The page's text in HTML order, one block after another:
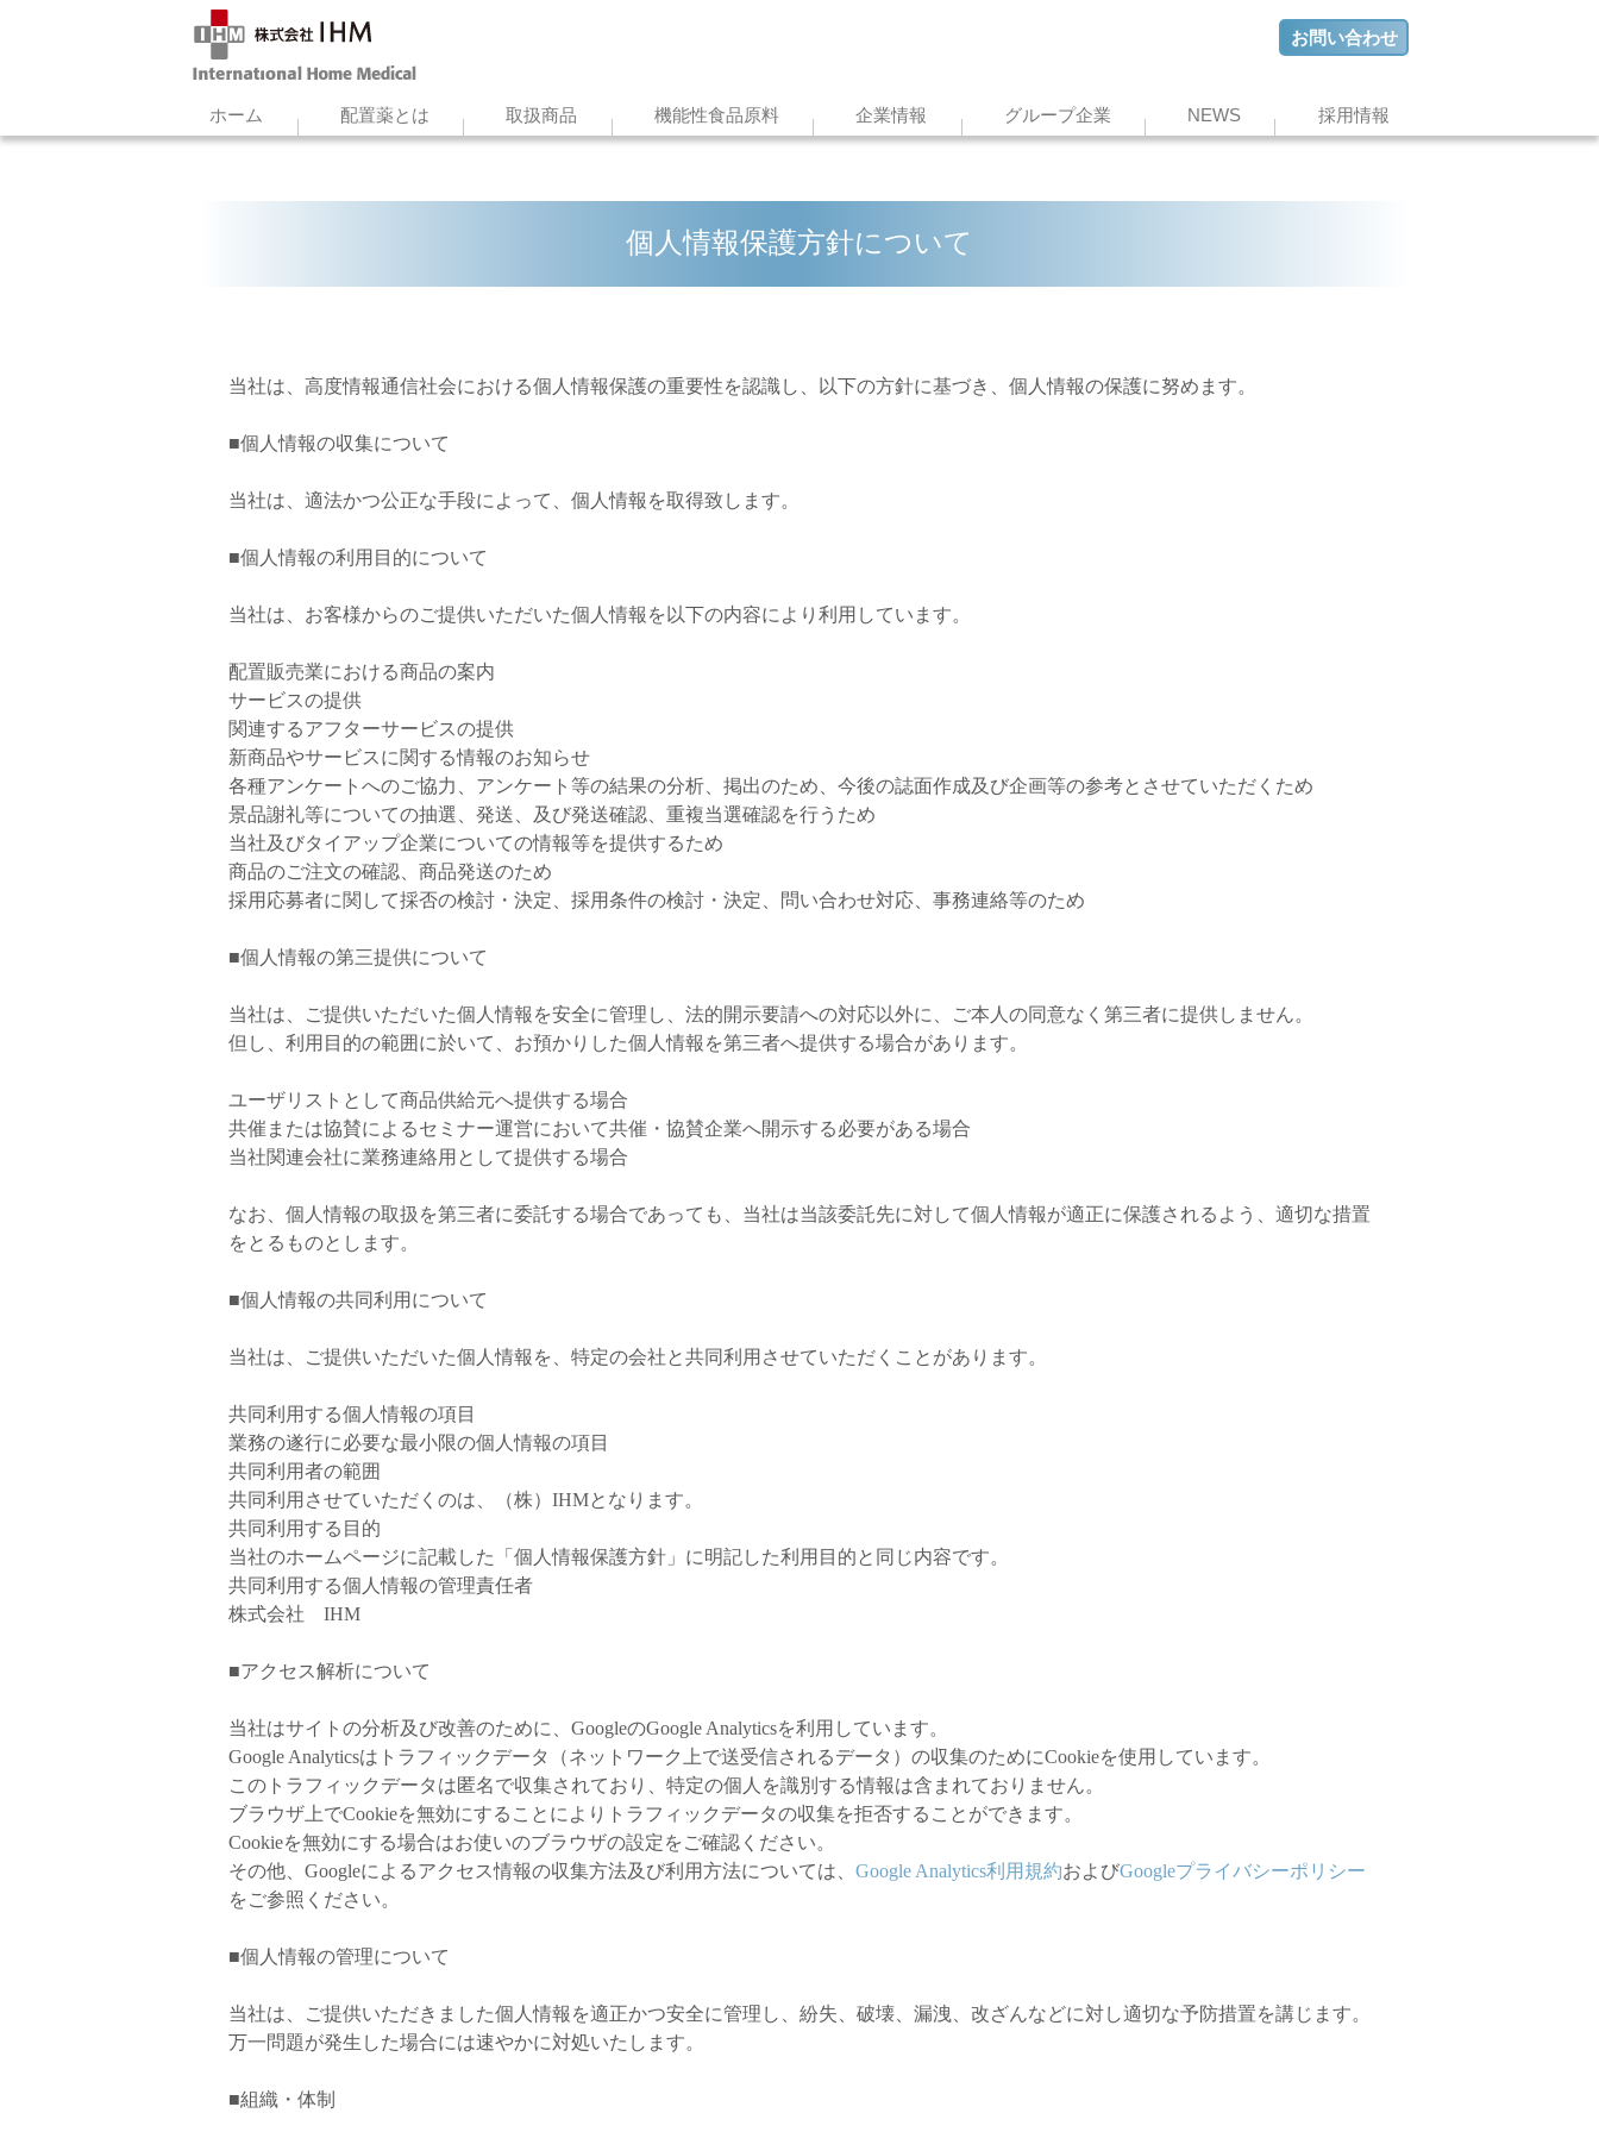
お問い合わせ
ホーム 配置薬とは 取扱商品 機能性食品原料 企業情報 グループ企業 NEWS 採用情報
個人情報保護方針について
当社は、高度情報通信社会における個人情報保護の重要性を認識し、以下の方針に基づき、個人情報の保護に努めます。
■個人情報の収集について
当社は、適法かつ公正な手段によって、個人情報を取得致します。
■個人情報の利用目的について
当社は、お客様からのご提供いただいた個人情報を以下の内容により利用しています。
配置販売業における商品の案内
サービスの提供
関連するアフターサービスの提供
新商品やサービスに関する情報のお知らせ
各種アンケートへのご協力、アンケート等の結果の分析、掲出のため、今後の誌面作成及び企画等の参考とさせていただくため
景品謝礼等についての抽選、発送、及び発送確認、重複当選確認を行うため
当社及びタイアップ企業についての情報等を提供するため
商品のご注文の確認、商品発送のため
採用応募者に関して採否の検討・決定、採用条件の検討・決定、問い合わせ対応、事務連絡等のため
■個人情報の第三提供について
当社は、ご提供いただいた個人情報を安全に管理し、法的開示要請への対応以外に、ご本人の同意なく第三者に提供しません。
但し、利用目的の範囲に於いて、お預かりした個人情報を第三者へ提供する場合があります。
ユーザリストとして商品供給元へ提供する場合
共催または協賛によるセミナー運営において共催・協賛企業へ開示する必要がある場合
当社関連会社に業務連絡用として提供する場合
なお、個人情報の取扱を第三者に委託する場合であっても、当社は当該委託先に対して個人情報が適正に保護されるよう、適切な措置
をとるものとします。
■個人情報の共同利用について
当社は、ご提供いただいた個人情報を、特定の会社と共同利用させていただくことがあります。
共同利用する個人情報の項目
業務の遂行に必要な最小限の個人情報の項目
共同利用者の範囲
共同利用させていただくのは、（株）IHMとなります。
共同利用する目的
当社のホームページに記載した「個人情報保護方針」に明記した利用目的と同じ内容です。
共同利用する個人情報の管理責任者
株式会社 IHM
■アクセス解析について
当社はサイトの分析及び改善のために、GoogleのGoogle Analyticsを利用しています。
Google Analyticsはトラフィックデータ（ネットワーク上で送受信されるデータ）の収集のためにCookieを使用しています。
このトラフィックデータは匿名で収集されており、特定の個人を識別する情報は含まれておりません。
ブラウザ上でCookieを無効にすることによりトラフィックデータの収集を拒否することができます。
Cookieを無効にする場合はお使いのブラウザの設定をご確認ください。
その他、Googleによるアクセス情報の収集方法及び利用方法については、 Google Analytics利用規約およびGoogleプライバシーポリシー
をご参照ください。
■個人情報の管理について
当社は、ご提供いただきました個人情報を適正かつ安全に管理し、紛失、破壊、漏洩、改ざんなどに対し適切な予防措置を講じます。
万一問題が発生した場合には速やかに対処いたします。
■組織・体制